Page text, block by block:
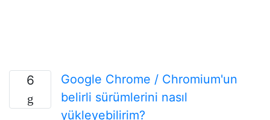
6
Google Chrome / Chromium'un
belirli sürümlerini nasıl
yükleyebilirim?